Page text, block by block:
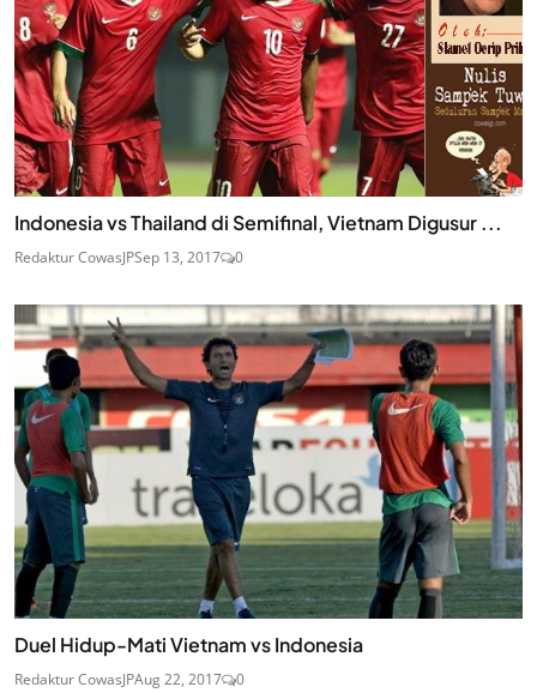
Indonesia vs Thailand di Semifinal, Vietnam Digusur ...
Redaktur CowasJPSep 13, 2017 0
Duel Hidup-Mati Vietnam vs Indonesia
Redaktur CowasJPAug 22, 2017 0